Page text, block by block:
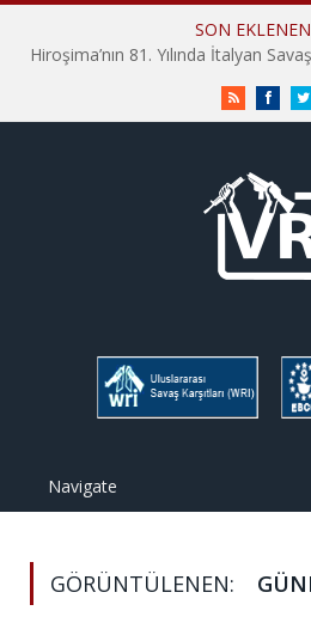
SON
RSS
Navigate
GÖRÜNTÜLENEN: